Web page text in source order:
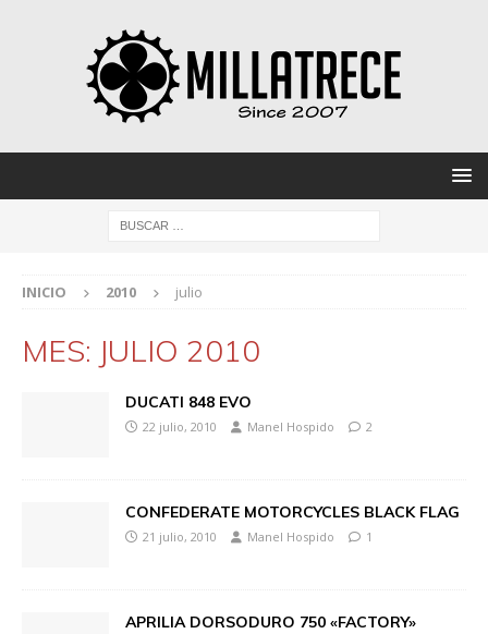
INICIO 2010 julio
MES: JULIO 2010
DUCATI 848 EVO
22 julio, 2010 Manel Hospido 2
CONFEDERATE MOTORCYCLES BLACK FLAG
21 julio, 2010 Manel Hospido 1
APRILIA DORSODURO 750 «FACTORY»